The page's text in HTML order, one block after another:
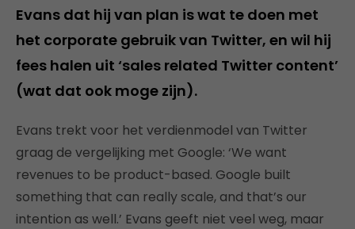
Evans dat hij van plan is wat te doen met
het corporate gebruik van Twitter, en wil hij
fees halen uit ‘sales related Twitter content’
(wat dat ook moge zijn).
Evans trekt voor het verdienmodel van Twitter
graag de vergelijking met Google: ‘We want
revenues to be product-based. Google built
something that can really scale, and that’s our
intention as well.’ Evans geeft niet veel weg, maar